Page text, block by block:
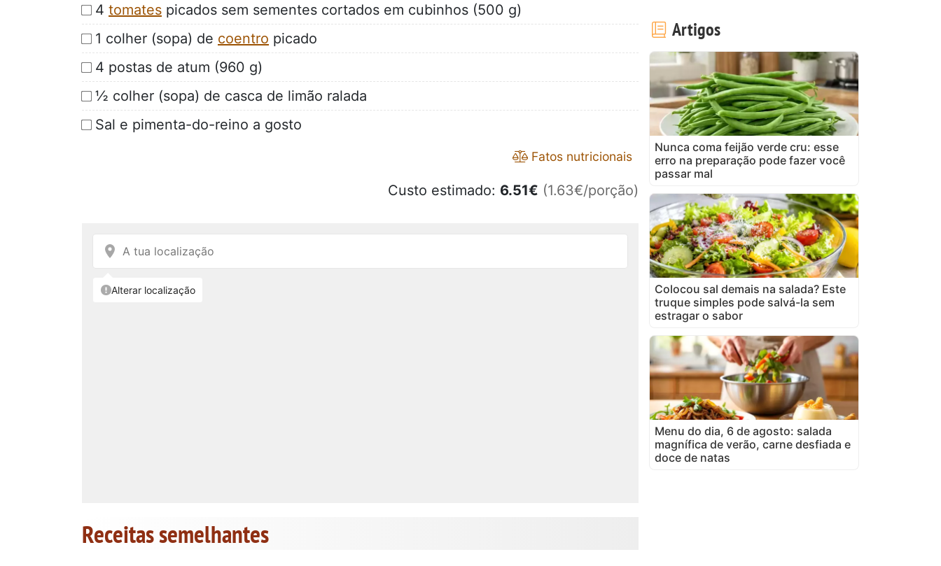
4 tomates picados sem sementes cortados em cubinhos (500 g)
1 colher (sopa) de coentro picado
4 postas de atum (960 g)
½ colher (sopa) de casca de limão ralada
Sal e pimenta-do-reino a gosto
Fatos nutricionais
Custo estimado: 6.51€ (1.63€/porção)
Receitas semelhantes
Artigos
Nunca coma feijão verde cru: esse
erro na preparação pode fazer você
passar mal
Colocou sal demais na salada? Este
truque simples pode salvá-la sem
estragar o sabor
Menu do dia, 6 de agosto: salada
magnífica de verão, carne desfiada e
doce de natas